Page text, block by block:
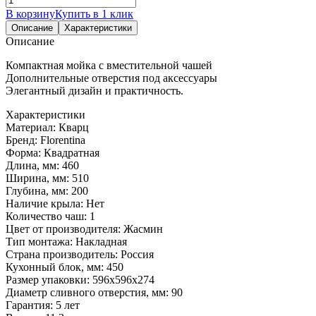
В корзинуКупить в 1 клик
Описание Характеристики
Описание
Компактная мойка с вместительной чашей
Дополнительные отверстия под аксессуары
Элегантный дизайн и практичность.
Характеристики
Материал: Кварц
Бренд: Florentina
Форма: Квадратная
Длина, мм: 460
Ширина, мм: 510
Глубина, мм: 200
Наличие крыла: Нет
Количество чаш: 1
Цвет от производителя: Жасмин
Тип монтажа: Накладная
Страна производитель: Россия
Кухонный блок, мм: 450
Размер упаковки: 596х596х274
Диаметр сливного отверстия, мм: 90
Гарантия: 5 лет